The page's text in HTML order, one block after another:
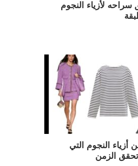
لأزياء النجوم
النجوم التي
الزمن